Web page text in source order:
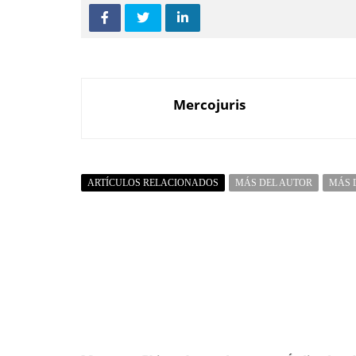
Mercojuris
ARTÍCULOS RELACIONADOS MÁS DEL AUTOR MÁS